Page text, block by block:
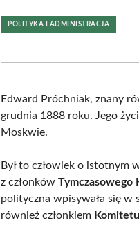
POLITYKA I ADMINISTRACJA
Edward Próchniak, znany
grudnia 1888 roku. Jego
Moskwie.
Był to człowiek o istotnym
z członkówTymczasowego
polityczna wpisywała się w
również członkiem